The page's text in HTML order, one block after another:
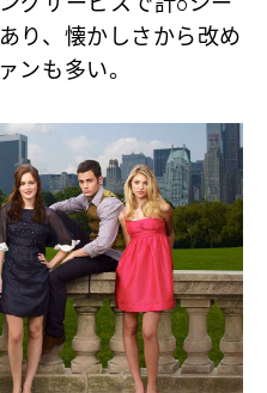
り、懐かしさから改め
ンも多い。